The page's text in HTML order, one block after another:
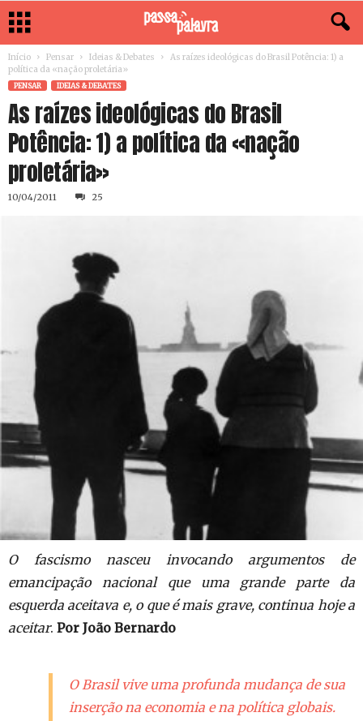
Início Pensar Ideias & Debates
As raízes ideológicas do Brasil Potência: 1) a
política da «nação proletária»
PENSAR IDEIAS & DEBATES
As raízes ideológicas do Brasil
Potência: 1) a política da «nação
proletária»
10/04/2011 25
O fascismo nasceu invocando argumentos de
emancipação nacional que uma grande parte da
esquerda aceitava e, o que é mais grave, continua hoje a
aceitar. Por João Bernardo
O Brasil vive uma profunda mudança de sua
inserção na economia e na política globais.